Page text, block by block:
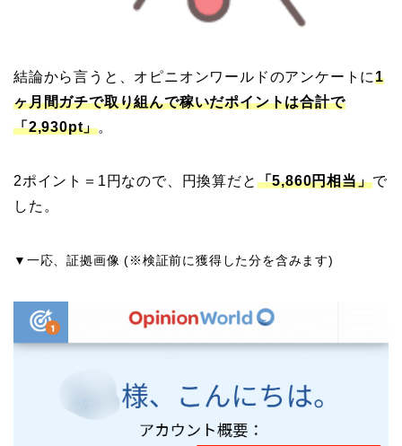
結論から言うと、オピニオンワールドのアンケートに1
ヶ月間ガチで取り組んで稼いだポイントは合計で
「2,930pt」。
2ポイント＝1円なので、円換算だと 「5,860円相当」で
した。
▼一応、証拠画像 (※検証前に獲得した分を含みます)